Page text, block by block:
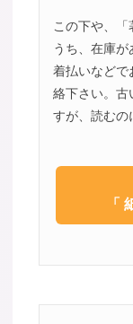
この下や、
うち、在庫が
着払いなどで
絡下さい。古
すが、読むの
「